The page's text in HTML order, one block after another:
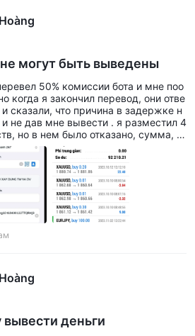
участвовать на рынке
у них есть возможность торговать
пары.
возможность торговли
покупать и продавать
компаниях.
доступ к торговле
позволяя трейдерам
производительности фондовых
получить доступ к товарам,
товары, не имея
позволяя пользователям
могут быть выведены
50% комиссии бота и мне поо
когда я закончил перевод, они отве
сказали, что причина в задержке н
не дав мне вывести . я разместил 4
но в нем было отказано, сумма, к
13 300 долларов США. Я искр
чтобы помочь мне выве
счет. искренне и с благодарность
вывести деньги